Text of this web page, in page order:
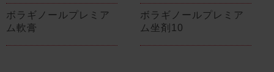
ボラギノールプレミア
ム軟膏
ボラギノールプレミア
ム坐剤10